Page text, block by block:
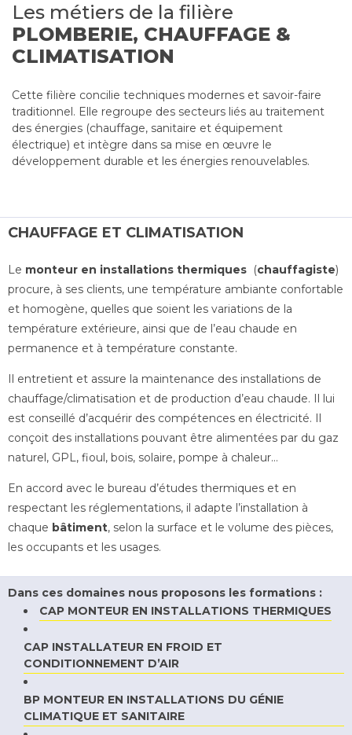
Les métiers de la filière
PLOMBERIE, CHAUFFAGE &
CLIMATISATION
Cette filière concilie techniques modernes et savoir-faire
traditionnel. Elle regroupe des secteurs liés au traitement
des énergies (chauffage, sanitaire et équipement
électrique) et intègre dans sa mise en œuvre le
développement durable et les énergies renouvelables.
CHAUFFAGE ET CLIMATISATION
Le monteur en installations thermiques (chauffagiste)
procure, à ses clients, une température ambiante confortable
et homogène, quelles que soient les variations de la
température extérieure, ainsi que de l’eau chaude en
permanence et à température constante.
Il entretient et assure la maintenance des installations de
chauffage/climatisation et de production d’eau chaude. Il lui
est conseillé d’acquérir des compétences en électricité. Il
conçoit des installations pouvant être alimentées par du gaz
naturel, GPL, fioul, bois, solaire, pompe à chaleur…
En accord avec le bureau d’études thermiques et en
respectant les réglementations, il adapte l’installation à
chaque bâtiment, selon la surface et le volume des pièces,
les occupants et les usages.
Dans ces domaines nous proposons les formations :
CAP MONTEUR EN INSTALLATIONS THERMIQUES
CAP INSTALLATEUR EN FROID ET
CONDITIONNEMENT D’AIR
BP MONTEUR EN INSTALLATIONS DU GÉNIE
CLIMATIQUE ET SANITAIRE